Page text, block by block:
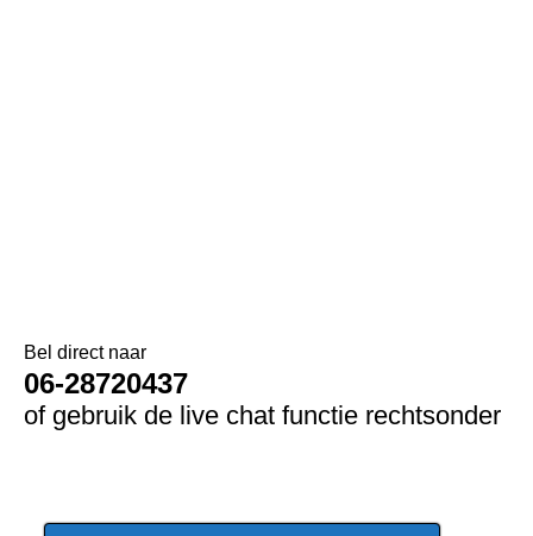
Bel direct naar
06-28720437
of gebruik de live chat functie rechtsonder